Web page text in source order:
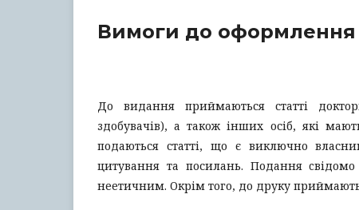
Вимоги до оформлення
До видання приймаються статті
здобувачів), а також інших осіб, які
подаються статті, що є виключно
цитування та посилань. Подання
неетичним. Окрім того, до друку